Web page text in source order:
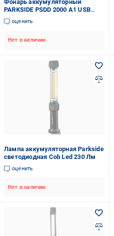
Фонарь аккумуляторный
PARKSIDE PSDD 2000 A1 USB
2000 с магнитом мАч
оценить
Нет в наличии
Лампа аккумуляторная Parkside
светодиодная Cob Led 230 Лм
оценить
Нет в наличии